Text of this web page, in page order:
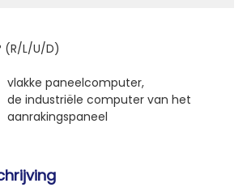
(R/L/U/D)
vlakke paneelcomputer,
de industriële computer van het
aanrakingspaneel